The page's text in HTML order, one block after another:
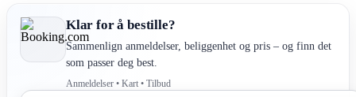
Klar for å bestille?
Sammenlign anmeldelser, beliggenhet og pris – og finn det
som passer deg best.
Anmeldelser • Kart • Tilbud